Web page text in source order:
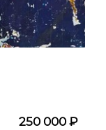
250 000 ₽